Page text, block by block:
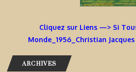
Cliquez sur Liens —> Si
Monde_1956_Christian
ARCHIVES